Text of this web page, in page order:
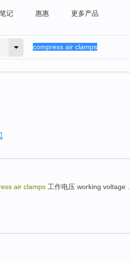
记 惠惠 更多产品
air clamps 工作电压 working voltage ...